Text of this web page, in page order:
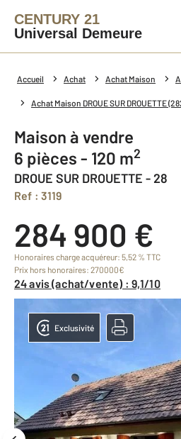
CENTURY 21
Universal Demeure
Accueil Achat Achat Maison
Achat Maison DROUE SUR DROUETTE
Maison à vendre
6 pièces - 120 m2
DROUE SUR DROUETTE - 28
Ref : 3119
284 900 €
Honoraires charge acquéreur: 5,52 % TTC
Prix hors honoraires: 270000€
24 avis (achat/vente) : 9,1/10
Exclusivité